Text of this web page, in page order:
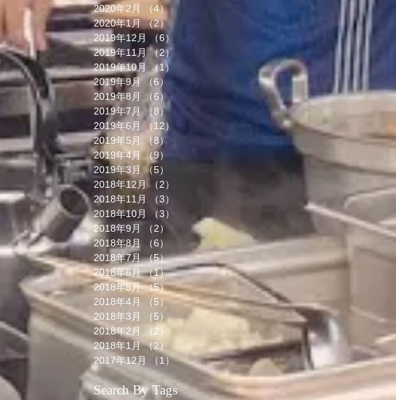
2020年2月
（4） 4件の記事
2020年1月 （2）
2019年12月 （6）
2019年11月 （2）
2019年10月
（1）
2019年9月
（6）6件の記事
2019年8月
（6）6件の記事
2019年7月 （8）8件の記事
2019年6月
（12）
12件の記事
2019年5月
（8）
2019年4月
（9）
9件の記事
2019年3月
（5）
2018年12月 （2）
2018年11月
（3）
2018年10月
（3）
2018年9月
（2）
2件の記事
2018年8月
（6）
6件の記事
2018年7月 （5）5件の記事
2018年6月 （1）1件の記事
2018年5月 （5）5件の記事
2018年4月
（5）5件の記事
2018年3月
（5）5件の記事
2018年2月
（2）
2018年1月 （2）
2件の記事
2017年12月
（1）1件の記事
Search By Tags